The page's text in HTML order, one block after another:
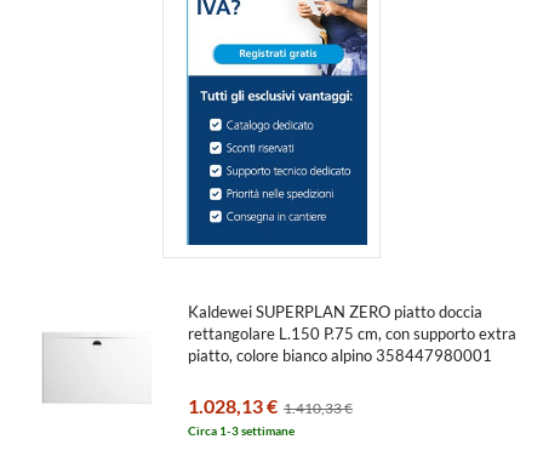
Kaldewei SUPERPLAN ZERO piatto doccia
rettangolare L.150 P.75 cm, con supporto extra
piatto, colore bianco alpino 358447980001
1.028,13 € 1.410,33 €
Circa 1-3 settimane